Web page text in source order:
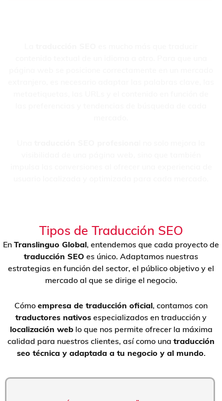
Tipos de Traducción SEO
En Translinguo Global, entendemos que cada proyecto de
traducción SEO es único. Adaptamos nuestras
estrategias en función del sector, el público objetivo y el
mercado al que se dirige el negocio.
Cómo empresa de traducción oficial, contamos con
traductores nativos especializados en traducción y
localización weblo que nos permite ofrecer la máxima
calidad para nuestros clientes, así como una traducción
seo técnica y adaptada a tu negocio y al mundo.